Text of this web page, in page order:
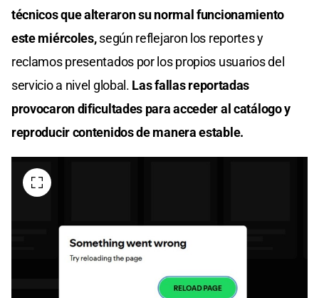
técnicos que alteraron su normal funcionamiento
este miércoles,según reflejaron los reportes y
reclamos presentados por los propios usuarios del
servicio a nivel global. Las fallas reportadas
provocaron dificultades para acceder al catálogo y
reproducir contenidos de manera estable.